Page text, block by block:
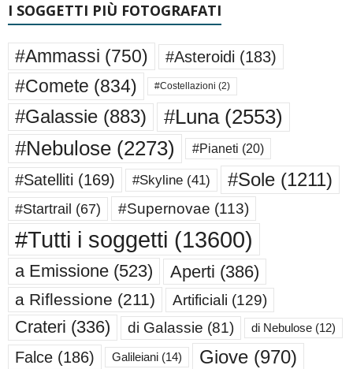
I SOGGETTI PIÙ FOTOGRAFATI
#Ammassi (750) #Asteroidi (183)
#Comete (834) #Costellazioni (2)
#Galassie (883) #Luna(2553)
#Nebulose (2273) #Pianeti (20)
#Satelliti (169) #Skyline (41) #Sole (1211)
#Startrail (67) #Supernovae (113)
#Tutti i soggetti (13600)
a Emissione (523) Aperti (386)
a Riflessione (211) Artificiali (129)
Crateri (336) di Galassie (81) di Nebulose (12)
Falce (186) Galileiani (14) Giove (970)